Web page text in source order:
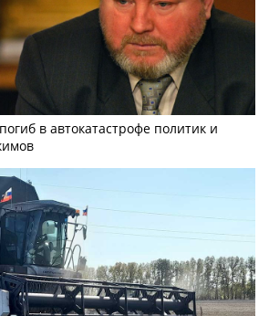
в автокатастрофе политик и